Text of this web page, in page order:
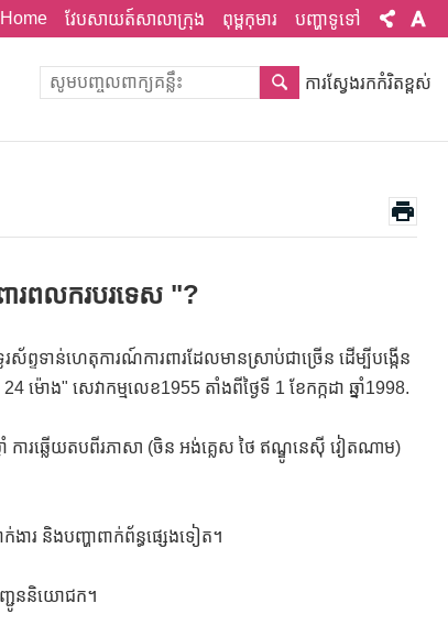
Home វែបសាយត៍សាលាក្រុង ពុម្ពកុមារ បញ្ហាទូទៅ
ការស្វែងរកកំរិតខ្ពស់
ពារពលករបរទេស "?
ាន់ហេតុការណ៍ការពារដែលមានស្រាប់ជាច្រើន ដើម្បីបង្កើន
ម៉ោង" សេវាកម្មលេខ1955 តាំងពីថ្ងៃទី 1 ខែកក្កដា ឆ្នាំ1998.
ារឆ្លើយតបពីរភាសា (ចិន អង់គ្លេស ថៃ ឥណ្ឌូនេស៊ី វៀតណាម)
ាក់ងារ និងបញ្ហាពាក់ព័ន្ធផ្សេងទៀត។
ញ្ជូននិយោជក។